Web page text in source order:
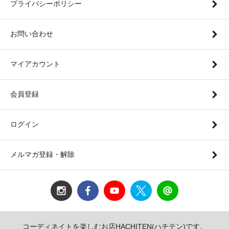
プライバシーポリシー
お問い合わせ
マイアカウント
会員登録
ログイン
メルマガ登録・解除
コーディネイトを楽しむお店HACHITEN(ハチテン)です。